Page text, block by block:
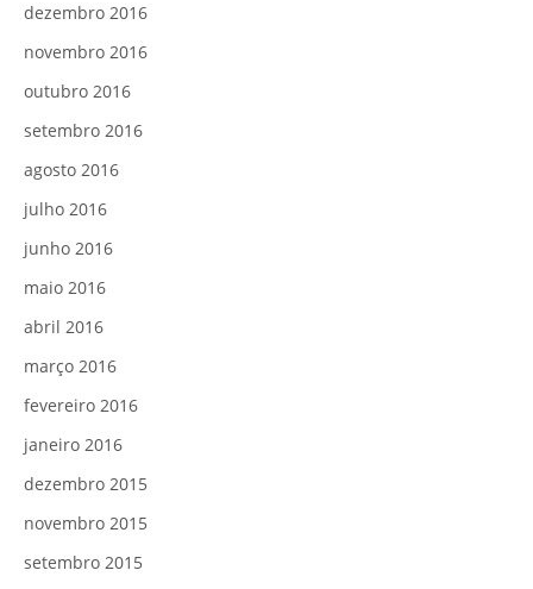
dezembro 2016
novembro 2016
outubro 2016
setembro 2016
agosto 2016
julho 2016
junho 2016
maio 2016
abril 2016
março 2016
fevereiro 2016
janeiro 2016
dezembro 2015
novembro 2015
setembro 2015